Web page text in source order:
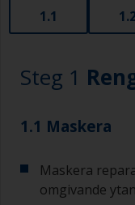
1.1
Steg 1
1.1 Maskera
Maskera
omgivande